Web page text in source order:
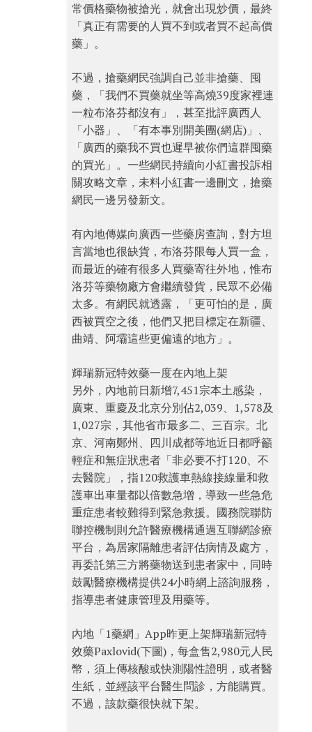
常價格藥物被搶光，就會出現炒價，最終
「真正有需要的人買不到或者買不起高價
藥」。
不過，搶藥網民強調自己並非搶藥、囤
藥，「我們不買藥就坐等高燒39度家裡連
一粒布洛芬都沒有」，甚至批評廣西人
「小器」、「有本事別開美團(網店)」、
「廣西的藥我不買也遲早被你們這群囤藥
的買光」。一些網民持續向小紅書投訴相
關攻略文章，未料小紅書一邊刪文，搶藥
網民一邊另發新文。
有內地傳媒向廣西一些藥房查詢，對方坦
言當地也很缺貨，布洛芬限每人買一盒，
而最近的確有很多人買藥寄往外地，惟布
洛芬等藥物廠方會繼續發貨，民眾不必備
太多。有網民就透露，「更可怕的是，廣
西被買空之後，他們又把目標定在新疆、
曲靖、阿壩這些更偏遠的地方」。
輝瑞新冠特效藥一度在內地上架
另外，內地前日新增7,451宗本土感染，
廣東、重慶及北京分別佔2,039、1,578及
1,027宗，其他省市最多二、三百宗。北
京、河南鄭州、四川成都等地近日都呼籲
輕症和無症狀患者「非必要不打120、不
去醫院」，指120救護車熱線接線量和救
護車出車量都以倍數急增，導致一些急危
重症患者較難得到緊急救援。國務院聯防
聯控機制則允許醫療機構通過互聯網診療
平台，為居家隔離患者評估病情及處方，
再委託第三方將藥物送到患者家中，同時
鼓勵醫療機構提供24小時網上諮詢服務，
指導患者健康管理及用藥等。
內地「1藥網」App昨更上架輝瑞新冠特
效藥Paxlovid(下圖)，每盒售2,980元人民
幣，須上傳核酸或快測陽性證明，或者醫
生紙，並經該平台醫生問診，方能購買。
不過，該款藥很快就下架。